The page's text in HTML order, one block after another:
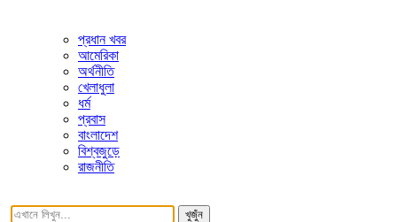
প্রধান খবর
আমেরিকা
অর্থনীতি
খেলাধুলা
ধর্ম
প্রবাস
বাংলাদেশ
বিশ্বজুড়ে
রাজনীতি
খুজুঁন